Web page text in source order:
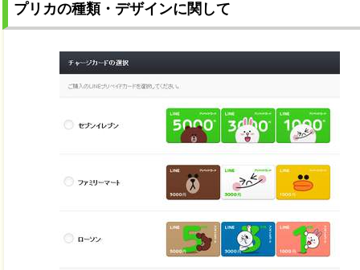
プリカの種類・デザインに関して